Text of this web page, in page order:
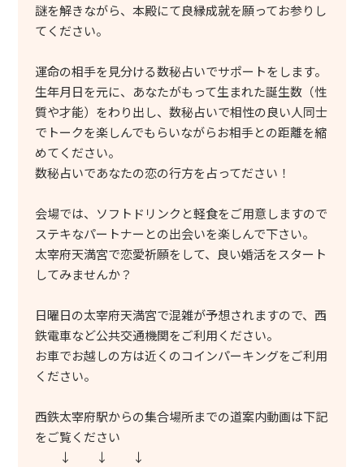
謎を解きながら、本殿にて良縁成就を願ってお参りし
てください。
運命の相手を見分ける数秘占いでサポートをします。
生年月日を元に、あなたがもって生まれた誕生数（性
質や才能）をわり出し、数秘占いで相性の良い人同士
でトークを楽しんでもらいながらお相手との距離を縮
めてください。
数秘占いであなたの恋の行方を占ってださい！
会場では、ソフトドリンクと軽食をご用意しますので
ステキなパートナーとの出会いを楽しんで下さい。
太宰府天満宮で恋愛祈願をして、良い婚活をスタート
してみませんか？
日曜日の太宰府天満宮で混雑が予想されますので、西
鉄電車など公共交通機関をご利用ください。
お車でお越しの方は近くのコインパーキングをご利用
ください。
西鉄太宰府駅からの集合場所までの道案内動画は下記
をご覧ください
↓ ↓ ↓